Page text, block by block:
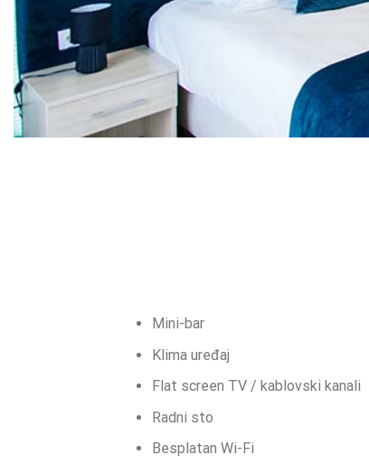
Mini-bar
Klima uređaj
Flat screen TV / kablovski kanali
Radni sto
Besplatan Wi-Fi